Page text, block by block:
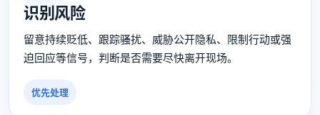
识别风险
留意持续贬低、跟踪骚扰、威胁公开隐私、限制行动或强
迫回应等信号，判断是否需要尽快离开现场。
优先处理